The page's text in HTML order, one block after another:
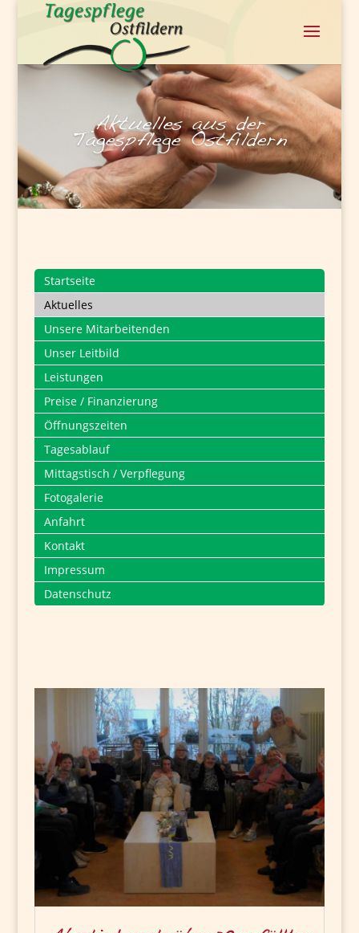
Aktuelles aus der
Tagespflege Ostfildern
Startseite
Aktuelles
Unsere Mitarbeitenden
Unser Leitbild
Leistungen
Preise / Finanzierung
Öffnungszeiten
Tagesablauf
Mittagstisch / Verpflegung
Fotogalerie
Anfahrt
Kontakt
Impressum
Datenschutz